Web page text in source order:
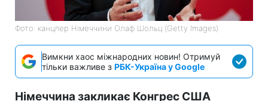
Фото: канцлер Німеччини Олаф Шольц (Getty Images)
Вимкни хаос міжнародних новин! Отримуй
тільки важливе з РБК-Україна у Google
Німеччина закликає Конгрес США